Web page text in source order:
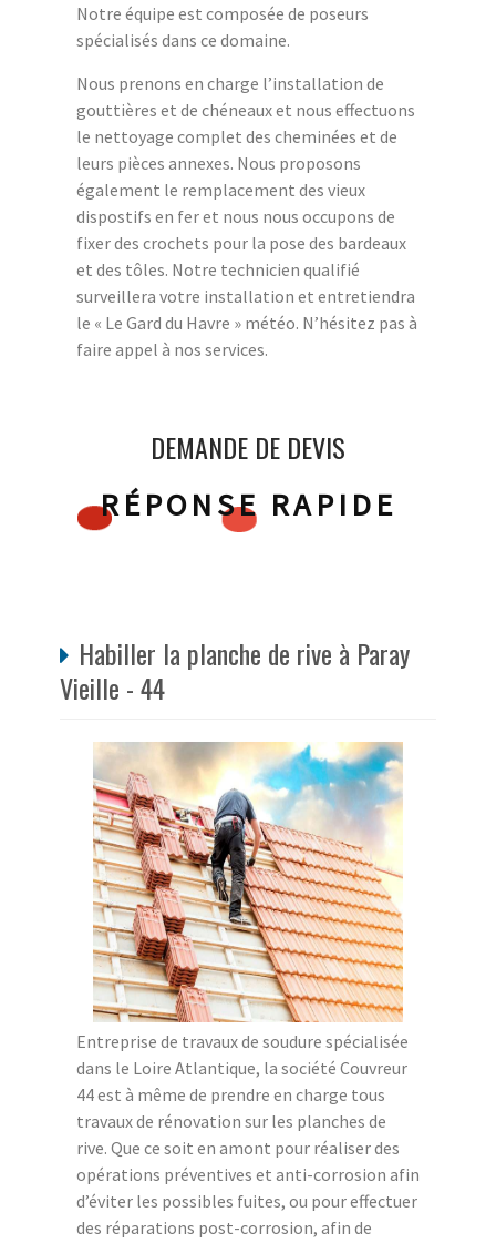
Notre équipe est composée de poseurs
spécialisés dans ce domaine.
Nous prenons en charge l’installation de
gouttières et de chéneaux et nous effectuons
le nettoyage complet des cheminées et de
leurs pièces annexes. Nous proposons
également le remplacement des vieux
dispostifs en fer et nous nous occupons de
fixer des crochets pour la pose des bardeaux
et des tôles. Notre technicien qualifié
surveillera votre installation et entretiendra
le « Le Gard du Havre » météo. N’hésitez pas à
faire appel à nos services.
DEMANDE DE DEVIS
RÉPONSE RAPIDE
Habiller la planche de rive à Paray
Vieille - 44
Entreprise de travaux de soudure spécialisée
dans le Loire Atlantique, la société Couvreur
44 est à même de prendre en charge tous
travaux de rénovation sur les planches de
rive. Que ce soit en amont pour réaliser des
opérations préventives et anti-corrosion afin
d’éviter les possibles fuites, ou pour effectuer
des réparations post-corrosion, afin de